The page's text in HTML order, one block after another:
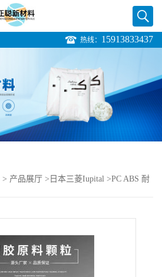
热线： 15913833437
> 产品展厅 > 日本三菱Iupital >PC ABS 耐